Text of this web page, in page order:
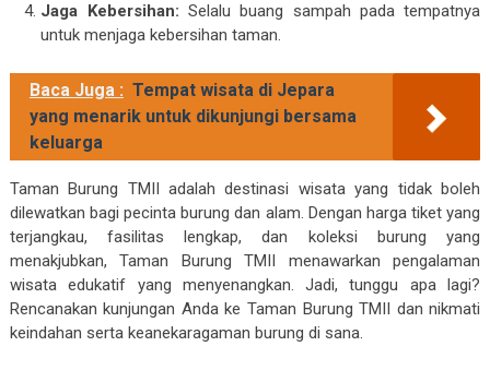
Jaga Kebersihan: Selalu buang sampah pada tempatnya
untuk menjaga kebersihan taman.
Baca Juga : Tempat wisata di Jepara
yang menarik untuk dikunjungi bersama
keluarga
Taman Burung TMII adalah destinasi wisata yang tidak boleh
dilewatkan bagi pecinta burung dan alam. Dengan harga tiket yang
terjangkau, fasilitas lengkap, dan koleksi burung yang
menakjubkan, Taman Burung TMII menawarkan pengalaman
wisata edukatif yang menyenangkan. Jadi, tunggu apa lagi?
Rencanakan kunjungan Anda ke Taman Burung TMII dan nikmati
keindahan serta keanekaragaman burung di sana.